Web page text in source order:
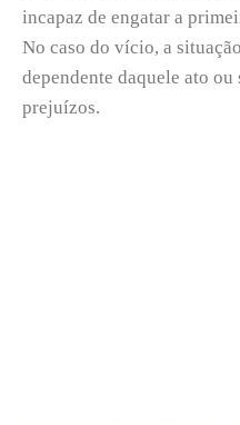
incapaz de engatar a
No caso do vício, a
dependente daquele ato ou
prejuízos.